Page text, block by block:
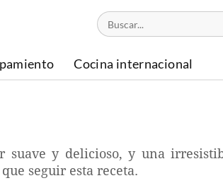
Cocina internacional
suave y delicioso, y una
seguir esta receta.